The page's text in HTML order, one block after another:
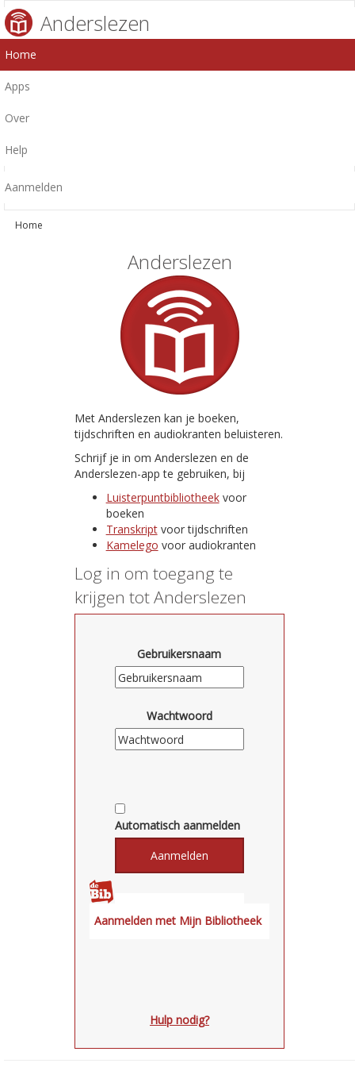
Anderslezen
Home
Apps
Over
Help
Aanmelden
Home
Anderslezen
Met Anderslezen kan je boeken,
tijdschriften en audiokranten beluisteren.
Schrijf je in om Anderslezen en de
Anderslezen-app te gebruiken, bij
Luisterpuntbibliotheekvoor
boeken
Transkriptvoor tijdschriften
Kamelego voor audiokranten
Log in om toegang te
krijgen tot Anderslezen
Gebruikersnaam
Wachtwoord
Automatisch aanmelden
Hulp nodig?